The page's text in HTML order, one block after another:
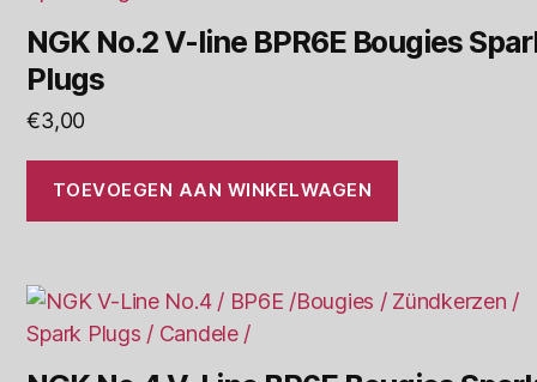
NGK No.2 V-line BPR6E Bougies
Plugs
€3,00
TOEVOEGEN AAN WINKELWAGEN